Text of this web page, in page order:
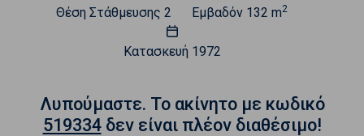
Θέση Στάθμευσης 2 Εμβαδόν 132 m2
Κατασκευή 1972
Λυπούμαστε. To ακίνητο με κωδικό
519334δεν είναι πλέον διαθέσιμο!